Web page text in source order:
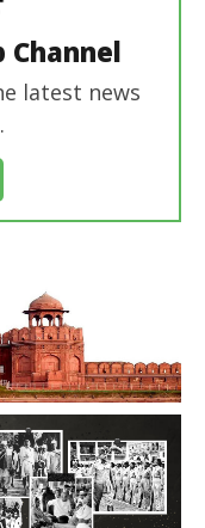
Channel
latest news